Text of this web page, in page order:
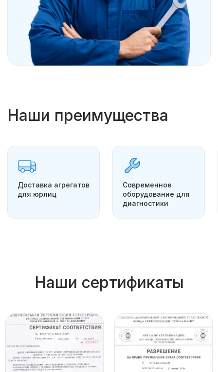
Наши преимущества
Доставка агрегатов
для юрлиц
Современное
оборудование для
диагностики
Наши сертификаты